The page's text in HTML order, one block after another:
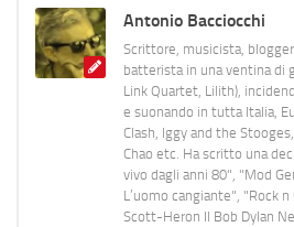
Antonio Bacciocchi
Scrittore, musicista,
batterista in una ventina di
Link Quartet, Lilith),
e suonando in tutta Italia,
Clash, Iggy and the
Chao etc. Ha scritto una
vivo dagli anni 80", "Mod
L’uomo cangiante", "Rock
Scott-Heron Il Bob Dylan